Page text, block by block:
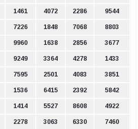
1461 4072 2286 9544
7226 1848 7068 8803
9960 1638 2856 3677
9249 3364 4278 1433
7595 2501 4083 3851
1536 6415 2392 5842
1414 5527 8608 4922
2278 3063 6330 7460